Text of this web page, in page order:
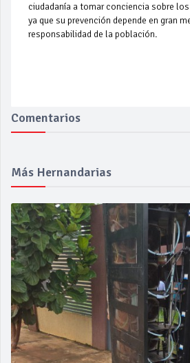
ciudadanía a tomar conciencia sobre
ya que su prevención depende en gran
responsabilidad de la población.
Comentarios
Más Hernandarias